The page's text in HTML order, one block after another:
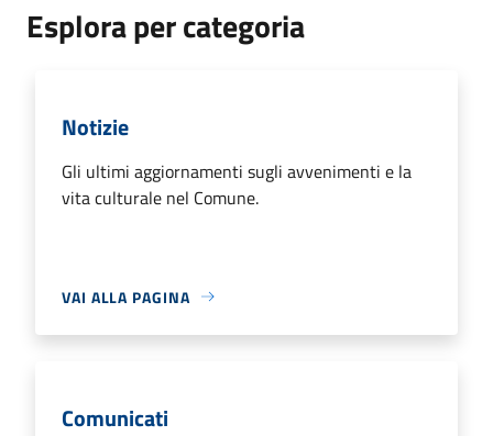
Esplora per categoria
Notizie
Gli ultimi aggiornamenti sugli avvenimenti e la
vita culturale nel Comune.
VAI ALLA PAGINA
Comunicati